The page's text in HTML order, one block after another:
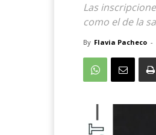
Las
como el de la
By Flavia Pacheco -